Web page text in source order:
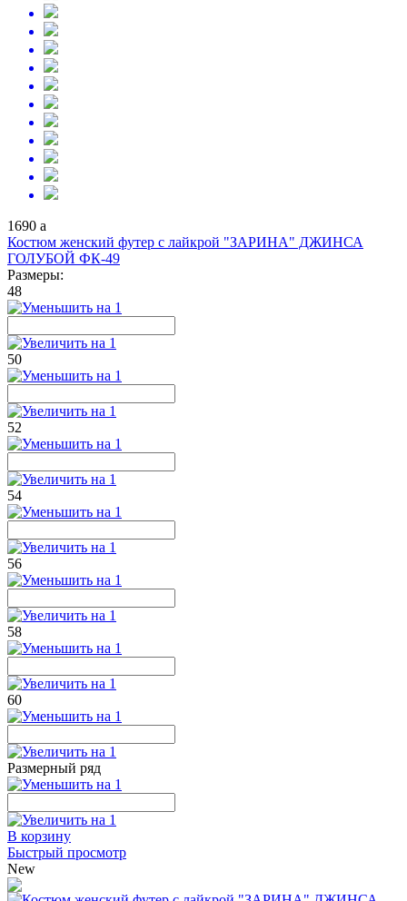
1690 a
Костюм женский футер с лайкрой "ЗАРИНА" ДЖИНСА
ГОЛУБОЙ ФК-49
Размеры:
48
50
52
54
56
58
60
Размерный ряд
В корзину
Быстрый просмотр
New